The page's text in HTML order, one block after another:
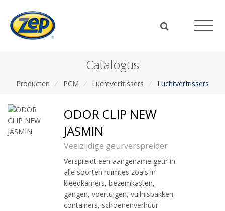
Catalogus
Producten / PCM / Luchtverfrissers / Luchtverfrissers
ODOR CLIP NEW
JASMIN
Veelzijdige geurverspreider
Verspreidt een aangename geur in
alle soorten ruimtes zoals in
kleedkamers, bezemkasten,
gangen, voertuigen, vuilnisbakken,
containers, schoenenverhuur